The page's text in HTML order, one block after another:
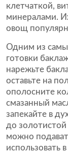
клетчаткой,
минералами.
овощ
Одним из
готовки
нарежьте
оставьте на
ополосните
смазанный
запекайте в
до
можно
использовать